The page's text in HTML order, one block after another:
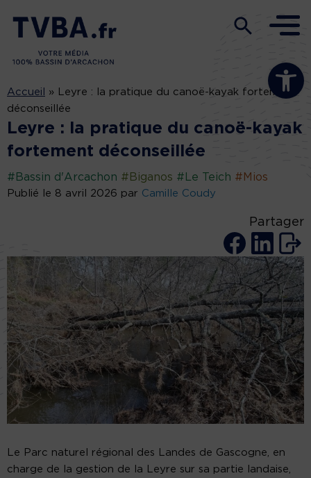
Ouvrir la
Accueil »
Leyre : la pratique du canoë-kayak fortement
déconseillée
Leyre : la pratique du canoë-kayak
fortement déconseillée
#Bassin d'Arcachon #Biganos #Le Teich #Mios
Publié le 8 avril 2026 par Camille Coudy
Partager
Le Parc naturel régional des Landes de Gascogne, en
charge de la gestion de la Leyre sur sa partie landaise,